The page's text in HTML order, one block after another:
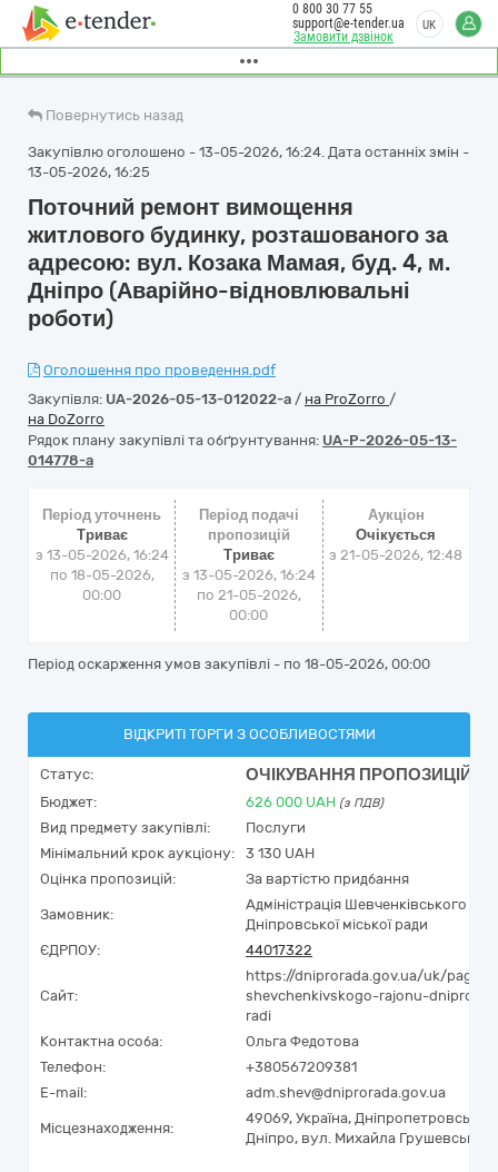
Замовити дзвінок
0 800 30 77 55
support@e-tender.ua
UK
Повернутись назад
Закупівлю оголошено - 13-05-2026, 16:24. Дата останніх змін -
13-05-2026, 16:25
Поточний ремонт вимощення
житлового будинку, розташованого за
адресою: вул. Козака Мамая, буд. 4, м.
Дніпро (Аварійно-відновлювальні
роботи)
Оголошення про проведення.pdf
Закупівля: UA-2026-05-13-012022-a / на ProZorro /
на DoZorro
Рядок плану закупівлі та обґрунтування: UA-P-2026-05-13-
014778-a
Період уточнень
Триває
з 13-05-2026, 16:24
по 18-05-2026,
00:00
Період подачі
пропозицій
Триває
з 13-05-2026, 16:24
по 21-05-2026,
00:00
Аукціон
Очікується
з21-05-2026, 12:48
Період оскарження умов закупівлі - по 18-05-2026, 00:00
ВІДКРИТІ ТОРГИ З ОСОБЛИВОСТЯМИ
Статус: ОЧІКУВАННЯ ПРОПОЗИЦІЙ
Бюджет: 626 000 UAH (з ПДВ)
Вид предмету закупівлі:
Послуги
Мінімальний крок аукціону:
3 130 UAH
Оцінка пропозицій:
За вартістю придбання
Замовник:
Адміністрація Шевченківського
Дніпровської міської ради
ЄДРПОУ:
44017322
Сайт:
https://dniprorada.gov.ua/uk/page/
shevchenkivskogo-rajonu-
radi
Контактна особа:
Ольга Федотова
Телефон:
+380567209381
E-mail:
adm.shev@dniprorada.gov.ua
Місцезнаходження:
49069, Україна, Дніпропетровська
Дніпро, вул. Михайла